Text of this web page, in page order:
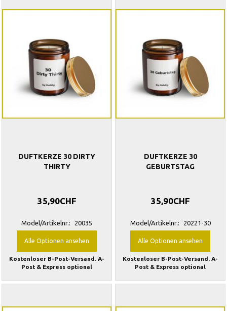
DUFTKERZE 30 DIRTY
THIRTY
35,90CHF
Model/Artikelnr.: 20035
Alle Optionen ansehen
Kostenloser B-Post-Versand. A-
Post & Express optional
DUFTKERZE 30
GEBURTSTAG
35,90CHF
Model/Artikelnr.: 20221-30
Alle Optionen ansehen
Kostenloser B-Post-Versand. A-
Post & Express optional